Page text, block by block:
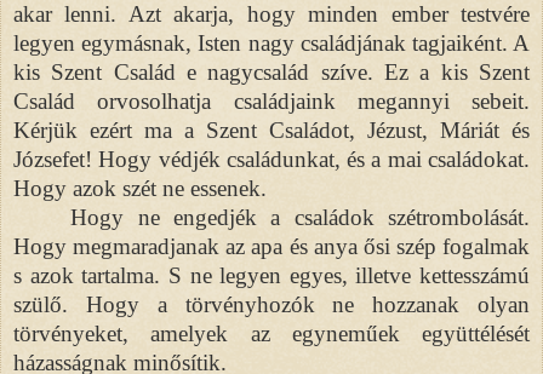
akar lenni. Azt akarja, hogy minden ember testvére
legyen egymásnak, Isten nagy családjának tagjaiként. A
kis Szent Család e nagycsalád szíve. Ez a kis Szent
Család orvosolhatja családjaink megannyi sebeit.
Kérjük ezért ma a Szent Családot, Jézust, Máriát és
Józsefet! Hogy védjék családunkat, és a mai családokat.
Hogy azok szét ne essenek.
Hogy ne engedjék a családok szétrombolását.
Hogy megmaradjanak az apa és anya ősi szép fogalmak
s azok tartalma. S ne legyen egyes, illetve kettesszámú
szülő. Hogy a törvényhozók ne hozzanak olyan
törvényeket, amelyek az egyneműek együttélését
házasságnak minősítik.